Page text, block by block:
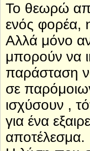
Το θεωρώ
ενός φορέα,
Αλλά μόνο
μπορούν να
παράσταση
σε
ισχύσουν ,
για ένα
αποτέλεσμα.